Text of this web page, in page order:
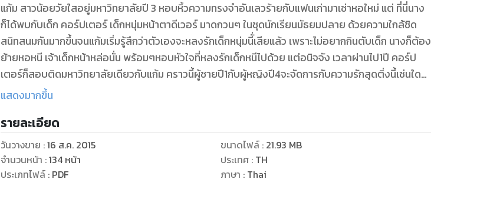
แก้ม สาวน้อยวัยใสอยู่มหาวิทยาลัยปี 3 หอบหิ้วความทรงจำอันเลวร้ายกับแฟนเก่ามาเช่าหอใหม่ แต่ ที่นี่นาง
ก็ได้พบกับเด็ก คอร์ปเตอร์ เด็กหนุ่มหน้าตาดีเวอร์ มาดกวนๆ ในชุดนักเรียนมัธยมปลาย ด้วยความใกล้ชิด
สนิทสนมกันมากขึ้นจนแก้มเริ่มรู้สึกว่าตัวเองจะหลงรักเด็กหนุ่มนีั่เสียแล้ว เพราะไม่อยากกินตับเด็ก นางก็ต้อง
ย้ายหอหนี เจ้าเด็กหน้าหล่อนั่น พร้อมๆหอบหัวใจที่หลงรักเด็กหนีไปด้วย แต่อนิจจัง เวลาผ่านไป1ปี คอร์ป
เตอร์ก็สอบติดมหาวิทยาลัยเดียวกับแก้ม คราวนี้ผู้ชายปี1กับผู้หญิงปี4จะจัดการกับความรักสุดติ่งนี้เช่นใด
ต้องติดตาม
แสดงมากขึ้น
รายละเอียด
วันวางขาย :16 ส.ค. 2015
จำนวนหน้า :134 หน้า
ประเภทไฟล์: PDF
ขนาดไฟล์: 21.93 MB
ประเทศ : TH
ภาษา : Thai